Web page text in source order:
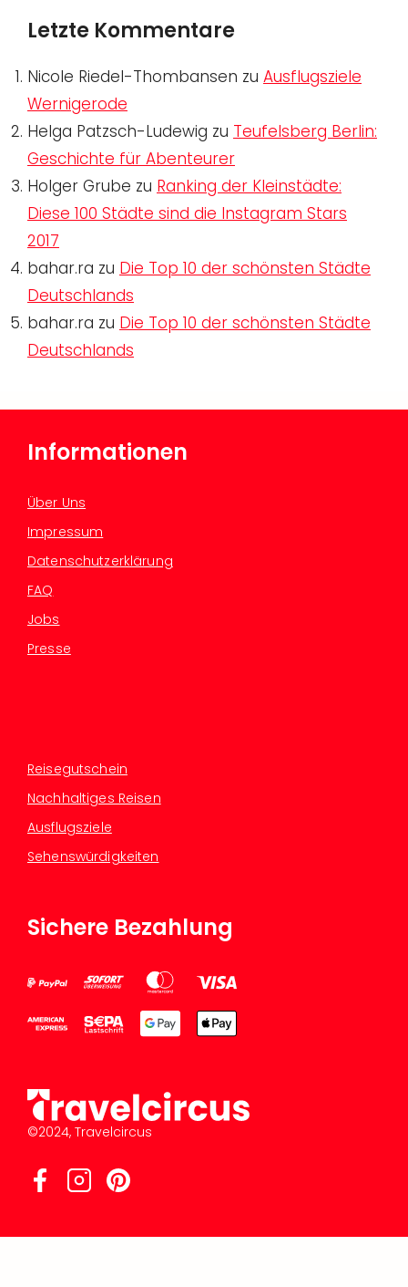
Letzte Kommentare
Nicole Riedel-Thombansen zu Ausflugsziele
Wernigerode
Helga Patzsch-Ludewig zu Teufelsberg Berlin:
Geschichte für Abenteurer
Holger Grube zu Ranking der Kleinstädte:
Diese 100 Städte sind die Instagram Stars
2017
bahar.ra zu Die Top 10 der schönsten Städte
Deutschlands
bahar.ra zu Die Top 10 der schönsten Städte
Deutschlands
Informationen
Über Uns
Impressum
Datenschutzerklärung
FAQ
Jobs
Presse
Reisegutschein
Nachhaltiges Reisen
Ausflugsziele
Sehenswürdigkeiten
Sichere Bezahlung
©2024, Travelcircus